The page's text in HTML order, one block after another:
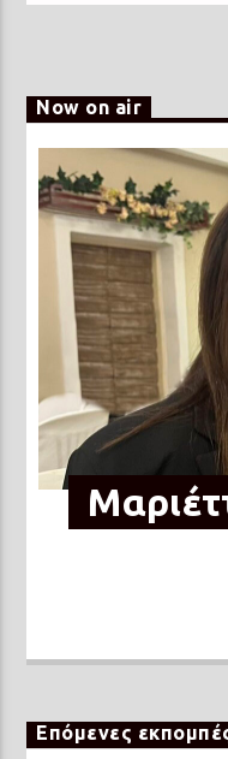
Now on air
Επόμενες